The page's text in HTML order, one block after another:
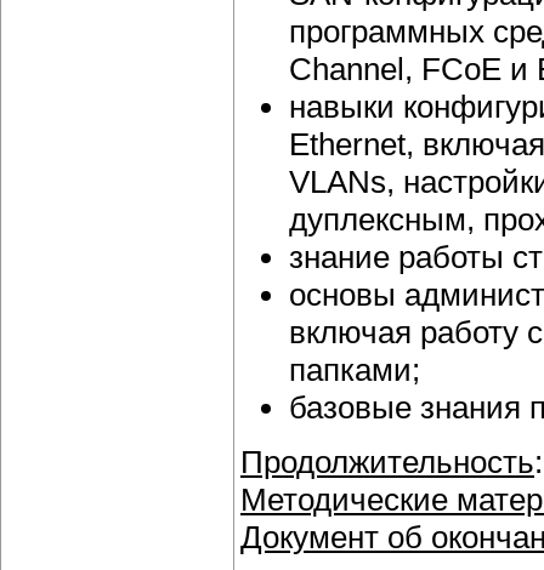
программных
Channel, FCoE и
навыки
Ethernet,
VLANs,
дуплексным,
знание работы
основы
включая работу
папками;
базовые знания
Продолжительность
Методические
Документ об